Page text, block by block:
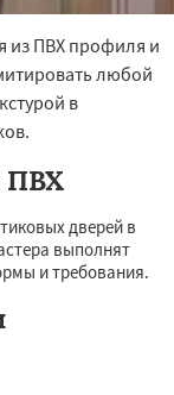
из ПВХ профиля и
любой
в
ПВХ
дверей в
выполнят
и требования.